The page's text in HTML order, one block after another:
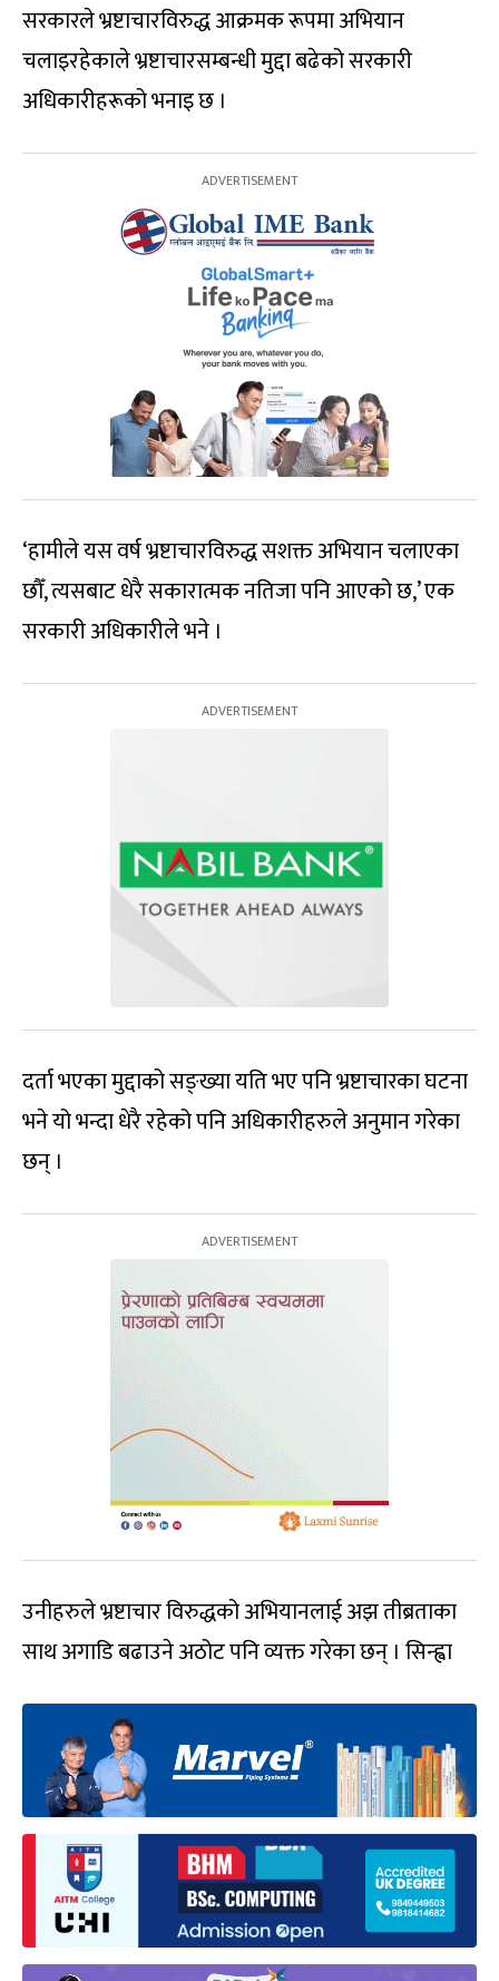
सरकारले भ्रष्टाचारविरुद्ध आक्रमक रूपमा अभियान
चलाइरहेकाले भ्रष्टाचारसम्बन्धी मुद्दा बढेको सरकारी
अधिकारीहरूको भनाइ छ ।
‘हामीले यस वर्ष भ्रष्टाचारविरुद्ध सशक्त अभियान चलाएका
छौँ, त्यसबाट धेरै सकारात्मक नतिजा पनि आएको छ,’ एक
सरकारी अधिकारीले भने ।
दर्ता भएका मुद्दाको सङ्ख्या यति भए पनि भ्रष्टाचारका घटना
भने यो भन्दा धेरै रहेको पनि अधिकारीहरुले अनुमान गरेका
छन् ।
उनीहरुले भ्रष्टाचार विरुद्धको अभियानलाई अझ तीब्रताका
साथ अगाडि बढाउने अठोट पनि व्यक्त गरेका छन् । सिन्ह्वा